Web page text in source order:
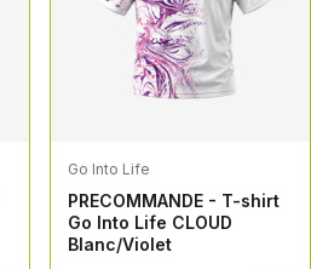
Go Into Life
PRECOMMANDE - T-shirt
Go Into Life CLOUD
Blanc/Violet